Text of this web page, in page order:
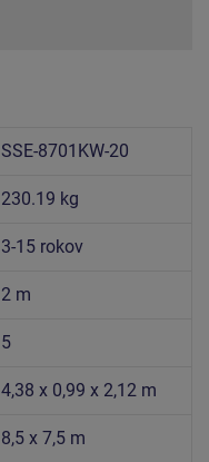
SSE-8701KW-20
230.19 kg
3-15 rokov
2 m
5
4,38 x 0,99 x 2,12 m
8,5 x 7,5 m